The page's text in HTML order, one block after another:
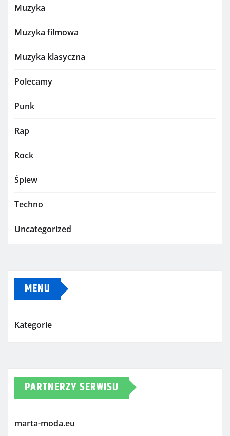
Muzyka
Muzyka filmowa
Muzyka klasyczna
Polecamy
Punk
Rap
Rock
Śpiew
Techno
Uncategorized
MENU
Kategorie
PARTNERZY SERWISU
marta-moda.eu